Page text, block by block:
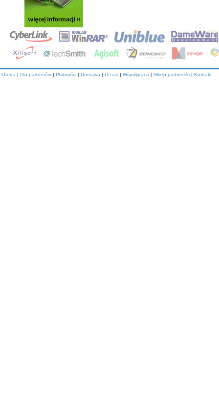
Oferta | Dla partnerów | Płatności | Dostawa | O nas | Współpraca | Sklep partnerski | Kontakt